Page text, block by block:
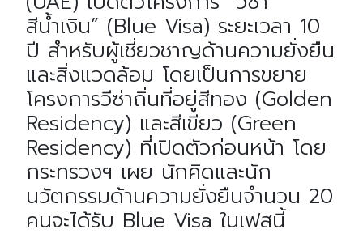
สีน้ำเงิน” (Blue Visa) ระยะเวลา 10
ปี สำหรับผู้เชี่ยวชาญด้านความยั่งยืน
และสิ่งแวดล้อม โดยเป็นการขยาย
โครงการวีซ่าถิ่นที่อยู่สีทอง (Golden
Residency) และสีเขียว (Green
Residency) ที่เปิดตัวก่อนหน้า โดย
กระทรวงฯ เผย นักคิดและนัก
นวัตกรรมด้านความยั่งยืนจำนวน 20
คนจะได้รับ Blue Visa ในเฟสนี้